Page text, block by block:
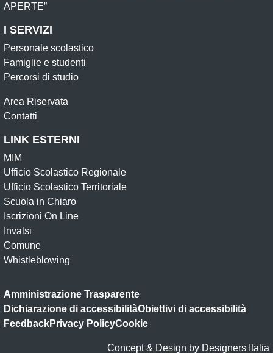
APERTE”
I SERVIZI
Personale scolastico
Famiglie e studenti
Percorsi di studio
Area Riservata
Contatti
LINK ESTERNI
MIM
Ufficio Scolastico Regionale
Ufficio Scolastico Territoriale
Scuola in Chiaro
Iscrizioni On Line
Invalsi
Comune
Whistleblowing
Amministrazione Trasparente
Dichiarazione di accessibilitàObiettivi di accessibilità
FeedbackPrivacy PolicyCookie
Concept & Design by Designers Italia